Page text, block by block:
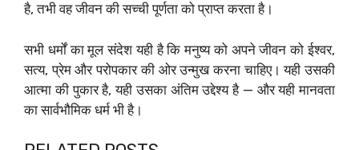
है, तभी वह जीवन की सच्ची पूर्णता को प्राप्त करता है।
सभी धर्मों का मूल संदेश यही है कि मनुष्य को अपने जीवन को ईश्वर,
सत्य, प्रेम और परोपकार की ओर उन्मुख करना चाहिए। यही उसकी
आत्मा की पुकार है, यही उसका अंतिम उद्देश्य है — और यही मानवता
का सार्वभौमिक धर्म भी है।